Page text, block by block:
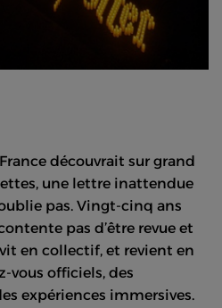
découvrait sur grand
une lettre inattendue
pas. Vingt-cinq ans
pas d’être revue et
en collectif, et revient en
vous officiels, des
expériences immersives.